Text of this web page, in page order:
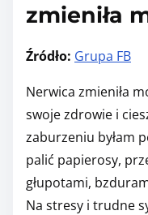
zmieniła
Źródło: Grupa FB
Nerwica zmieniła
swoje zdrowie i
zaburzeniu byłam
palić papierosy,
głupotami,
Na stresy i trudne